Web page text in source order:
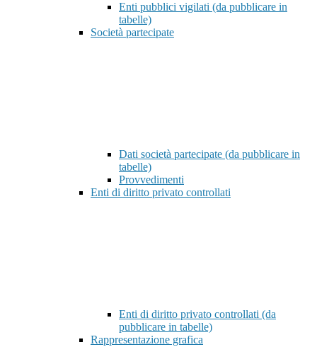
Enti pubblici vigilati (da pubblicare in
tabelle)
Società partecipate
Dati società partecipate (da pubblicare in
tabelle)
Provvedimenti
Enti di diritto privato controllati
Enti di diritto privato controllati (da
pubblicare in tabelle)
Rappresentazione grafica